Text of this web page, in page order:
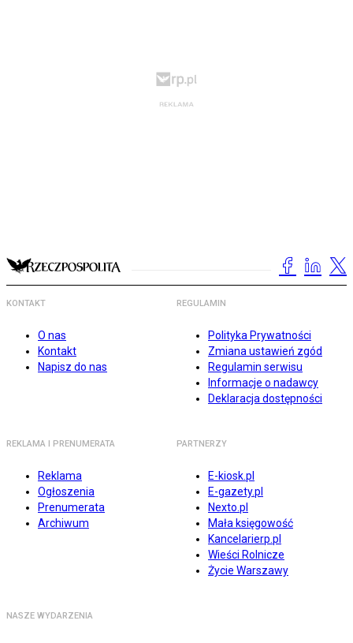
KONTAKT
O nas
Kontakt
Napisz do nas
REGULAMIN
Polityka Prywatności
Zmiana ustawień zgód
Regulamin serwisu
Informacje o nadawcy
Deklaracja dostępności
REKLAMA I PRENUMERATA
Reklama
Ogłoszenia
Prenumerata
Archiwum
PARTNERZY
E-kiosk.pl
E-gazety.pl
Nexto.pl
Mała księgowość
Kancelarierp.pl
Wieści Rolnicze
Życie Warszawy
NASZE WYDARZENIA